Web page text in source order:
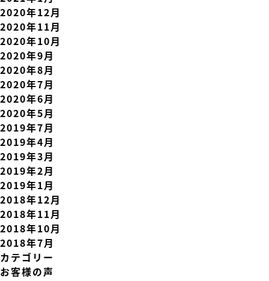
2020年12月
2020年11月
2020年10月
2020年9月
2020年8月
2020年7月
2020年6月
2020年5月
2019年7月
2019年4月
2019年3月
2019年2月
2019年1月
2018年12月
2018年11月
2018年10月
2018年7月
カテゴリー
お客様の声